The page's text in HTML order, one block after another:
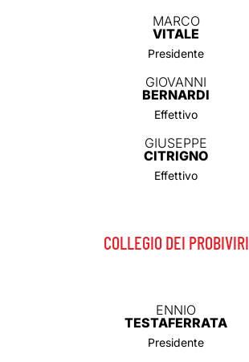
MARCO
VITALE
Presidente
GIOVANNI
BERNARDI
Effettivo
GIUSEPPE
CITRIGNO
Effettivo
COLLEGIO DEI PROBIVIRI
ENNIO
TESTAFERRATA
Presidente